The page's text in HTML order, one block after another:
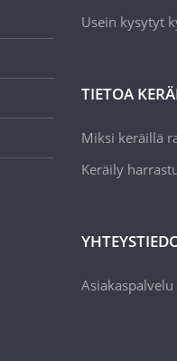
Usein kysytyt
TIETOA
Miksi keräillä
Keräily
Asiakaspalvelu